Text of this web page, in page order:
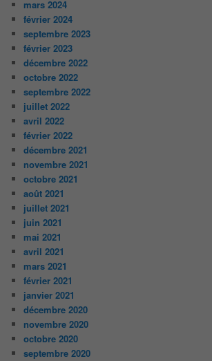
mars 2024
février 2024
septembre 2023
février 2023
décembre 2022
octobre 2022
septembre 2022
juillet 2022
avril 2022
février 2022
décembre 2021
novembre 2021
octobre 2021
août 2021
juillet 2021
juin 2021
mai 2021
avril 2021
mars 2021
février 2021
janvier 2021
décembre 2020
novembre 2020
octobre 2020
septembre 2020